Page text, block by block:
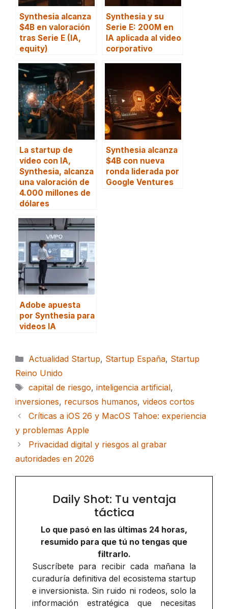
Synthesia alcanza
$4B en valoración
tras Serie E (IA,
equity)
Synthesia y su
Serie E: 200M en
IA aplicada al video
corporativo
La startup de
vídeo con IA,
Synthesia, alcanza
una valoración de
4.000 millones de
dólares
Synthesia alcanza
$4B con nueva
ronda liderada por
Google Ventures
Adobe apuesta
por Synthesia para
videos IA
Categorías
Actualidad Startup, Startup España, Startup
Reino Unido
Etiquetas
capital de riesgo, inteligencia artificial,
inversiones, recursos humanos, videos cortos
Críticas a iOS 26 y MacOS Tahoe: experiencia
y problemas Apple
Privacidad digital y riesgos al grabar
autoridades en 2026
Daily Shot: Tu ventaja
táctica
Lo que pasó en las últimas 24 horas,
resumido para que tú no tengas que
filtrarlo.
Suscríbete para recibir cada mañana la
curaduría definitiva del ecosistema startup
e inversionista. Sin ruido ni rodeos, solo la
información estratégica que necesitas